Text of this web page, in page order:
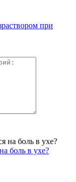
при
боль в ухе?